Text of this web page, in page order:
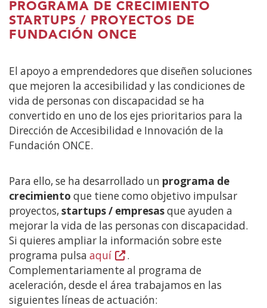
PROGRAMA DE CRECIMIENTO
STARTUPS / PROYECTOS DE
FUNDACIÓN ONCE
El apoyo a emprendedores que diseñen soluciones
que mejoren la accesibilidad y las condiciones de
vida de personas con discapacidad se ha
convertido en uno de los ejes prioritarios para la
Dirección de Accesibilidad e Innovación de la
Fundación ONCE.
Para ello, se ha desarrollado un programa de
crecimiento que tiene como objetivo impulsar
proyectos, startups / empresasque ayuden a
mejorar la vida de las personas con discapacidad.
Si quieres ampliar la información sobre este
programa pulsa aquí (Abre
en
nueva
ventana)
.
Complementariamente al programa de
aceleración, desde el área trabajamos en las
siguientes líneas de actuación: